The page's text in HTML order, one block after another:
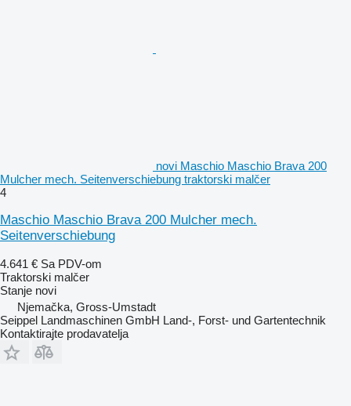
novi Maschio Maschio Brava 200
Mulcher mech. Seitenverschiebung traktorski malčer
4
Maschio Maschio Brava 200 Mulcher mech.
Seitenverschiebung
4.641 € Sa PDV-om
Traktorski malčer
Stanje novi
Njemačka, Gross-Umstadt
Seippel Landmaschinen GmbH Land-, Forst- und Gartentechnik
Kontaktirajte prodavatelja